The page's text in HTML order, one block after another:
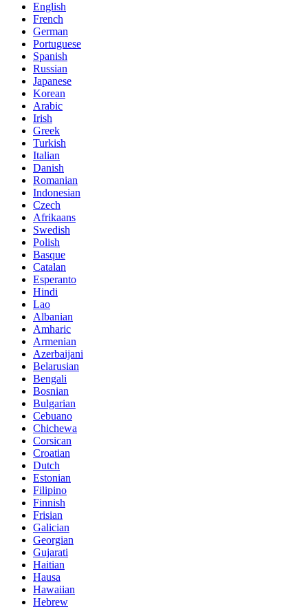
English
French
German
Portuguese
Spanish
Russian
Japanese
Korean
Arabic
Irish
Greek
Turkish
Italian
Danish
Romanian
Indonesian
Czech
Afrikaans
Swedish
Polish
Basque
Catalan
Esperanto
Hindi
Lao
Albanian
Amharic
Armenian
Azerbaijani
Belarusian
Bengali
Bosnian
Bulgarian
Cebuano
Chichewa
Corsican
Croatian
Dutch
Estonian
Filipino
Finnish
Frisian
Galician
Georgian
Gujarati
Haitian
Hausa
Hawaiian
Hebrew